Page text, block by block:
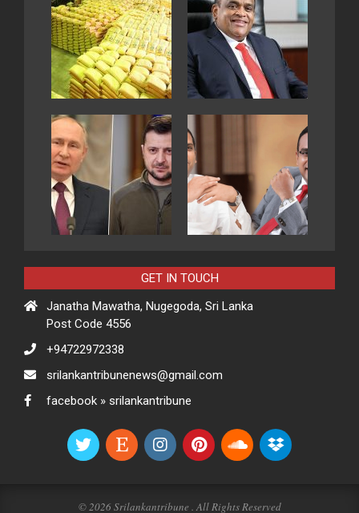
GET IN TOUCH
Janatha Mawatha, Nugegoda, Sri Lanka
Post Code 4556
+94722972338
srilankantribunenews@gmail.com
facebook » srilankantribune
© 2026 Srilankantribune . All Rights Reserved